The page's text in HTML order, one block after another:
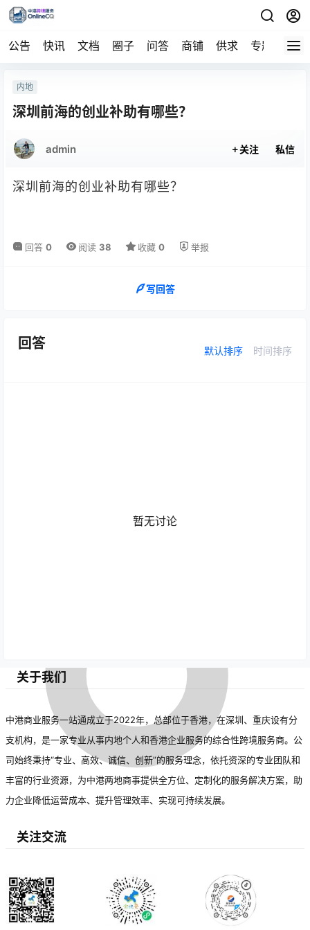
公告 快讯 文档 圈子 问答 商铺 供求 专题 导航
内地
深圳前海的创业补助有哪些？
admin 关注 私信
深圳前海的创业补助有哪些？
回答 0 阅读 38 收藏 0 举报
写回答
回答 默认排序 时间排序
暂无讨论
关于我们
中港商业服务一站通成立于2022年，总部位于香港，在深圳、重庆设有分
支机构，是一家专业从事内地个人和香港企业服务的综合性跨境服务商。公
司始终秉持“专业、高效、诚信、创新”的服务理念，依托资深的专业团队和
丰富的行业资源，为中港两地商事提供全方位、定制化的服务解决方案，助
力企业降低运营成本、提升管理效率、实现可持续发展。
关注交流